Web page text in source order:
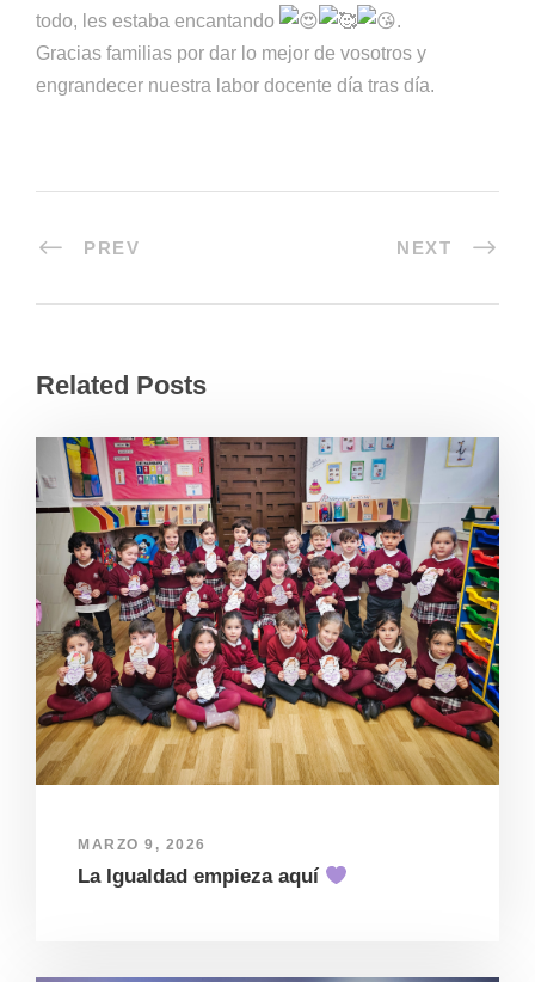
todo, les estaba encantando
.
Gracias familias por dar lo mejor de vosotros y
engrandecer nuestra labor docente día tras día.
PREV NEXT
Related Posts
MARZO 9, 2026
La Igualdad empieza aquí